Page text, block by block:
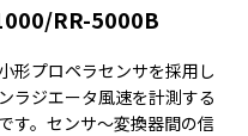
RR-5000B
形プロペラセンサを採用し
ラジエータ風速を計測する
す。センサ～変換器間の信